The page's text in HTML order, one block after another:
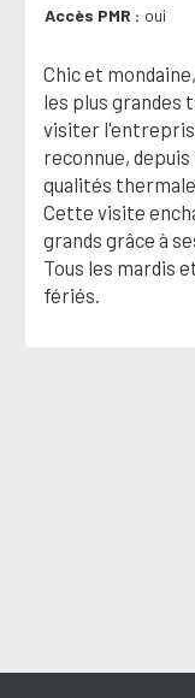
Accès PMR
oui
Chic et
les plus grandes
visiter
reconnue,
qualités
Cette visite
grands grâce à
Tous les mardis
fériés.